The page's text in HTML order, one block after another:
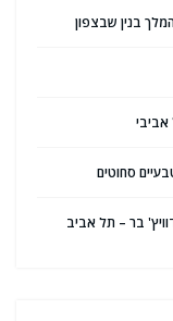
בנין שבצפון
סחוטים